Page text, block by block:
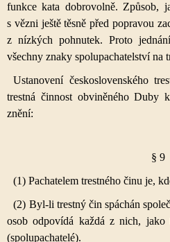
funkce kata dobrovolně. Způsob,
s vězni ještě těsně před popravou
z nízkých pohnutek. Proto
všechny znaky spolupachatelství na
Ustanovení československého
trestná činnost obviněného Duby
znění:
§ 9
(1) Pachatelem trestného činu je,
(2) Byl-li trestný čin spáchán
osob odpovídá každá z nich, jako
(spolupachatelé).